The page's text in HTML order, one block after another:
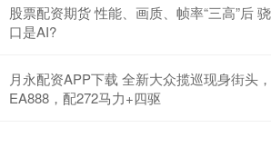
股票配资期货 性能、画质、帧率“三高”后
口是AI?
月永配资APP下载 全新大众揽巡现身街头
EA888，配272马力+四驱